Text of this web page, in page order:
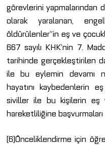
görevlerini yapmalarından
olarak yaralanan,
öldürülenler”in eş ve
667 sayılı KHK’nin 7.
tarihinde gerçekleştirilen
ile bu eylemin devamı
hayatını kaybedenlerin
siviller ile bu kişilerin eş
hareketliliğine
(6)Önceliklendirme için